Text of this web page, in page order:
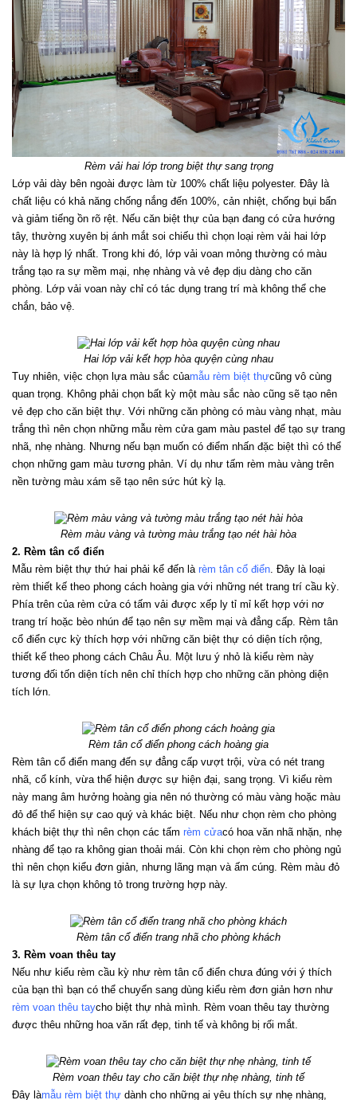
Rèm vải hai lớp trong biệt thự sang trọng
Lớp vải dày bên ngoài được làm từ 100% chất liệu polyester. Đây là
chất liệu có khả năng chống nắng đến 100%, cản nhiệt, chống bụi bẩn
và giảm tiếng ồn rõ rệt. Nếu căn biệt thự của bạn đang có cửa hướng
tây, thường xuyên bị ánh mắt soi chiếu thì chọn loại rèm vải hai lớp
này là hợp lý nhất. Trong khi đó, lớp vải voan mỏng thường có màu
trắng tạo ra sự mềm mại, nhẹ nhàng và vẻ đẹp dịu dàng cho căn
phòng. Lớp vải voan này chỉ có tác dụng trang trí mà không thể che
chắn, bảo vệ.
Hai lớp vải kết hợp hòa quyện cùng nhau
Tuy nhiên, việc chọn lựa màu sắc củamẫu rèm biệt thựcũng vô cùng
quan trọng. Không phải chọn bất kỳ một màu sắc nào cũng sẽ tạo nên
vẻ đẹp cho căn biệt thự. Với những căn phòng có màu vàng nhạt, màu
trắng thì nên chọn những mẫu rèm cửa gam màu pastel để tạo sự trang
nhã, nhẹ nhàng. Nhưng nếu bạn muốn có điểm nhấn đặc biệt thì có thể
chọn những gam màu tương phản. Ví dụ như tấm rèm màu vàng trên
nền tường màu xám sẽ tạo nên sức hút kỳ lạ.
Rèm màu vàng và tường màu trắng tạo nét hài hòa
2. Rèm tân cổ điển
Mẫu rèm biệt thự thứ hai phải kể đến là rèm tân cổ điển. Đây là loại
rèm thiết kế theo phong cách hoàng gia với những nét trang trí cầu kỳ.
Phía trên của rèm cửa có tấm vải được xếp ly tỉ mỉ kết hợp với nơ
trang trí hoặc bèo nhún để tạo nên sự mềm mại và đẳng cấp. Rèm tân
cổ điển cực kỳ thích hợp với những căn biệt thự có diện tích rộng,
thiết kế theo phong cách Châu Âu. Một lưu ý nhỏ là kiểu rèm này
tương đối tốn diện tích nên chỉ thích hợp cho những căn phòng diện
tích lớn.
Rèm tân cổ điển phong cách hoàng gia
Rèm tân cổ điển mang đến sự đẳng cấp vượt trội, vừa có nét trang
nhã, cổ kính, vừa thể hiện được sự hiện đại, sang trọng. Vì kiểu rèm
này mang âm hưởng hoàng gia nên nó thường có màu vàng hoặc màu
đỏ để thể hiện sự cao quý và khác biệt. Nếu như chọn rèm cho phòng
khách biệt thự thì nên chọn các tấm rèm cửacó hoa văn nhã nhặn, nhẹ
nhàng để tạo ra không gian thoải mái. Còn khi chọn rèm cho phòng ngủ
thì nên chọn kiểu đơn giản, nhưng lãng mạn và ấm cúng. Rèm màu đỏ
là sự lựa chọn không tỏ trong trường hợp này.
Rèm tân cổ điển trang nhã cho phòng khách
3. Rèm voan thêu tay
Nếu như kiểu rèm cầu kỳ như rèm tân cổ điển chưa đúng với ý thích
rèm voan thêu taycho biệt thự nhà mình. Rèm voan thêu tay thường
được thêu những hoa văn rất đẹp, tinh tế và không bị rối mắt.
Rèm voan thêu tay cho căn biệt thự nhẹ nhàng, tinh tế
Đây làmẫu rèm biệt thự dành cho những ai yêu thích sự nhẹ nhàng,